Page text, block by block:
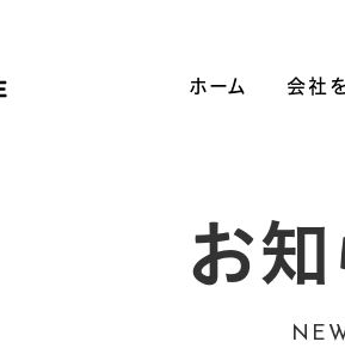
ホーム 会社
起
お